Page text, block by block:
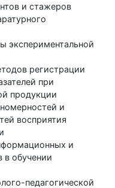
и стажеров
экспериментальной
регистрации
при
продукции
и
восприятия
и
в обучении
педагогической